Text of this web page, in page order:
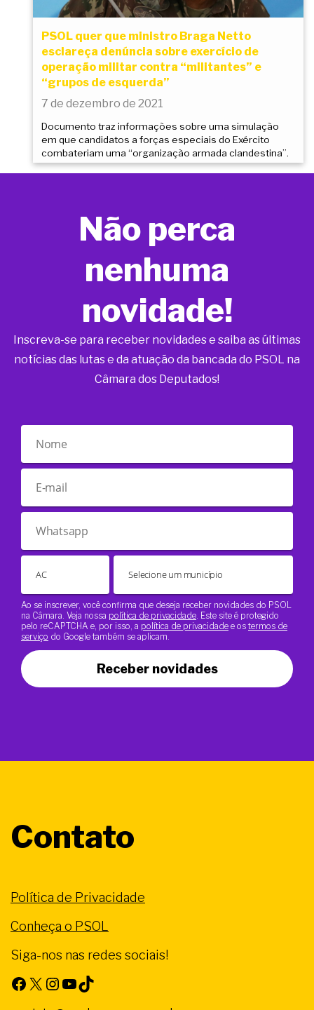
PSOL quer que ministro Braga Netto
esclareça denúncia sobre exercício de
operação militar contra “militantes” e
“grupos de esquerda”
7 de dezembro de 2021
Documento traz informações sobre uma simulação
em que candidatos a forças especiais do Exército
combateriam uma “organização armada clandestina”.
Não perca
nenhuma
novidade!
Inscreva-se para receber novidades e saiba as últimas
notícias das lutas e da atuação da bancada do PSOL na
Câmara dos Deputados!
Ao se inscrever, você confirma que deseja receber novidades do PSOL
na Câmara. Veja nossa política de privacidade . Este site é protegido
pelo reCAPTCHA e, por isso, a política de privacidade e os termos de
serviço do Google também se aplicam.
Receber novidades
Contato
Política de Privacidade
Conheça o PSOL
Siga-nos nas redes sociais!
Facebook X Instagram Youtube TikTok